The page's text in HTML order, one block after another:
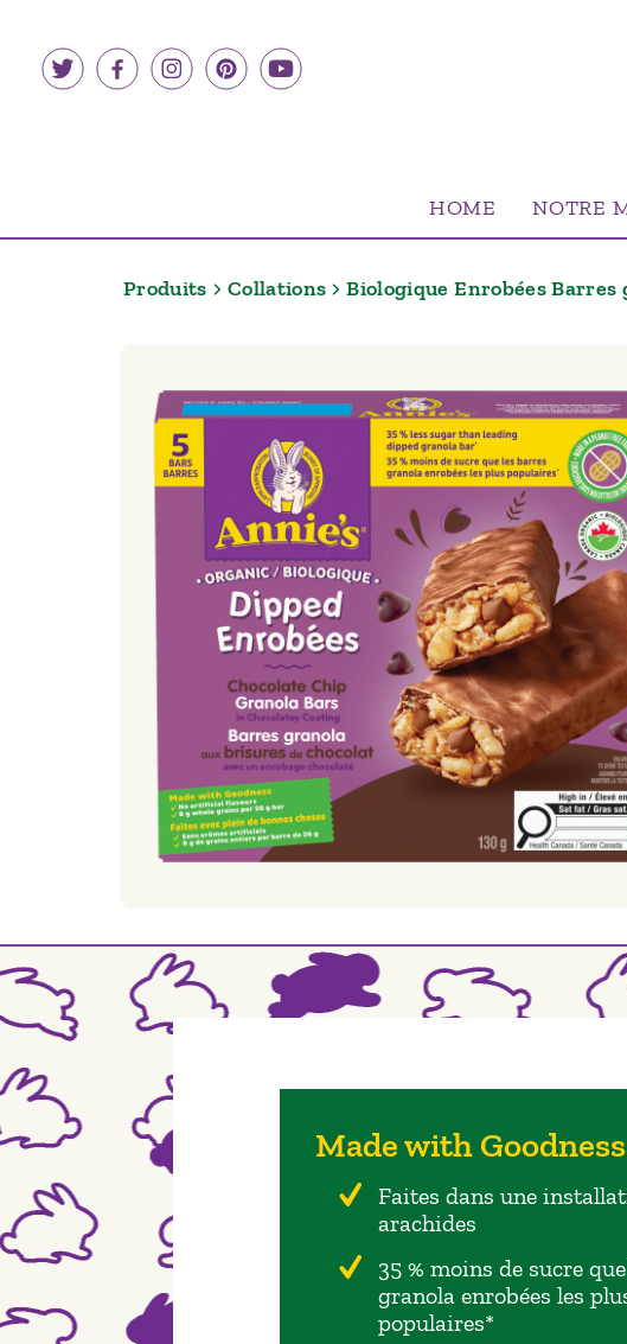
contenu
HOME NOTRE
Produits Collations Biologique Enrobées Barres
Made with
Faites dans une
arachides
35 % moins de sucre
granola enrobées les
populaires*